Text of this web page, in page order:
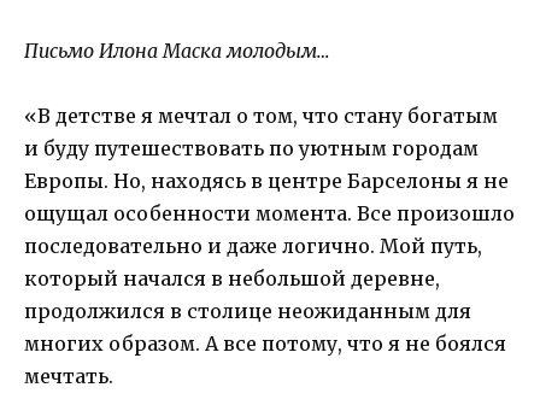
Письмо Илона Маска молодым…
«В детстве я мечтал о том, что стану богатым
и буду путешествовать по уютным городам
Европы. Но, находясь в центре Барселоны я не
ощущал особенности момента. Все произошло
последовательно и даже логично. Мой путь,
который начался в небольшой деревне,
продолжился в столице неожиданным для
многих образом. А все потому, что я не боялся
мечтать.